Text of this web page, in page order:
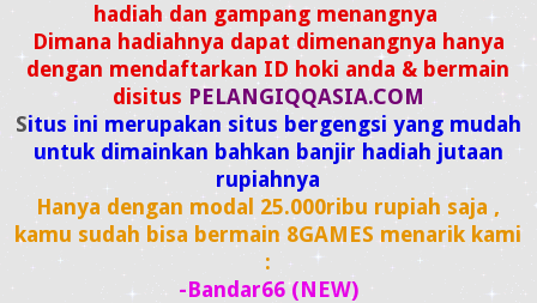
hadiah dan gampang menangnya
Dimana hadiahnya dapat dimenangnya hanya
dengan mendaftarkan ID hoki anda & bermain
disitus PELANGIQQASIA.COM
Situs ini merupakan situs bergengsi yang mudah
untuk dimainkan bahkan banjir hadiah jutaan
rupiahnya
Hanya dengan modal 25.000ribu rupiah saja ,
kamu sudah bisa bermain 8GAMES menarik kami
:
-Bandar66 (NEW)